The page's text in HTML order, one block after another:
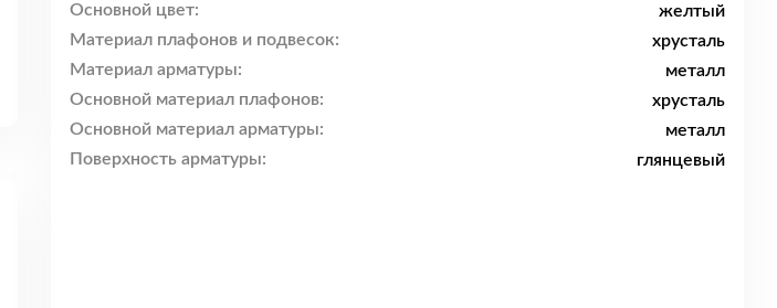
Основной цвет:
желтый
Материал плафонов и подвесок:
хрусталь
Материал арматуры:
металл
Основной материал плафонов:
хрусталь
Основной материал арматуры:
металл
Поверхность арматуры:
глянцевый